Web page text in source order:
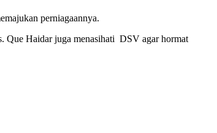
perniagaannya.
Que Haidar juga menasihati DSV agar hormat